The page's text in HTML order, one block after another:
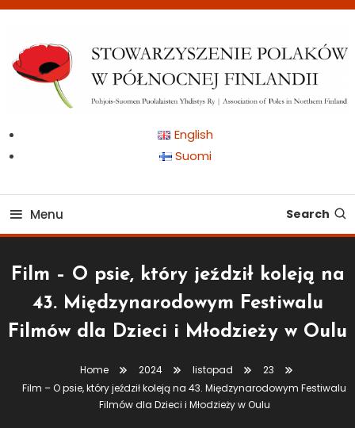
Skip
Content
Stowarzyszenie Polaków
Northern Finland
English
Suomi
Menu Search
Film – O psie, który jeździł koleją na
43. Międzynarodowym Festiwalu
Filmów dla Dzieci i Młodzieży w Oulu
Home 2024 listopad
23
Film – O psie, który jeździł koleją na 43. Międzynarodowym Festiwalu
Filmów dla Dzieci i Młodzieży w Oulu